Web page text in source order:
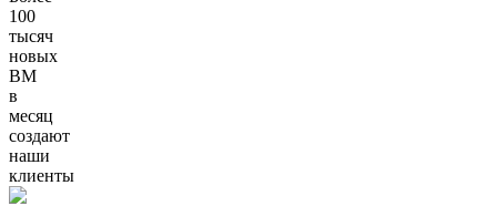
100
тысяч
новых
ВМ
в
месяц
создают
наши
клиенты